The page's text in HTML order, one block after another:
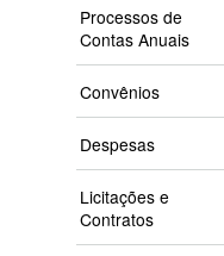
Processos de
Contas Anuais
Convênios
Despesas
Licitações e
Contratos